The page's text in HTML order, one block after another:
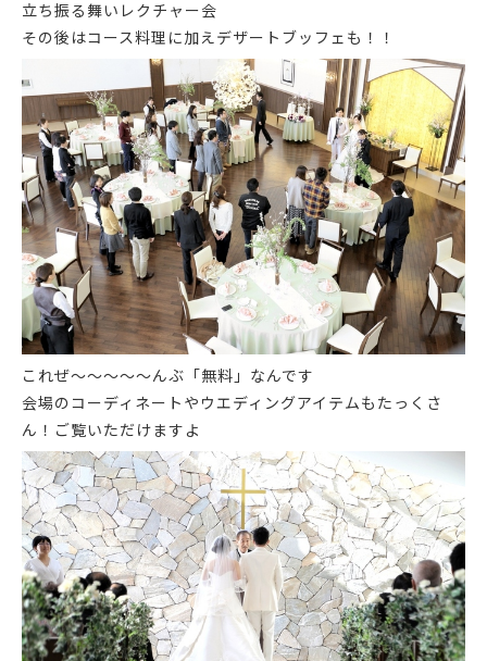
立ち振る舞いレクチャー会
その後はコース料理 に加えデザートブッフェ も！！
これぜ～～～～～んぶ 「無料」 なんです
会場のコーディネートやウエディングアイテムもたっくさ
ん！ご覧いただけますよ